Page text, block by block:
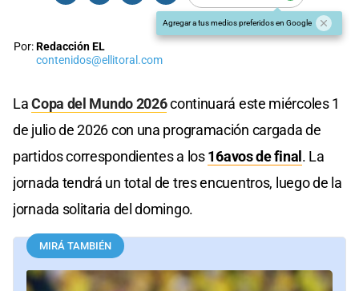
Agregar a tus medios preferidos en Google
Por:Redacción EL
contenidos@ellitoral.com
LaCopa del Mundo 2026continuará este miércoles 1
de julio de 2026 con una programación cargada de
partidos correspondientes a los16avos de final. La
jornada tendrá un total de tres encuentros, luego de la
jornada solitaria del domingo.
MIRÁ TAMBIÉN